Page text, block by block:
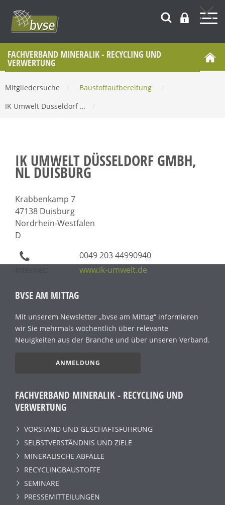
FACHVERBAND MINERALIK - RECYCLING UND
VERWERTUNG
Mitgliedersuche Baustoffaufbereitung
IK Umwelt Düsseldorf …
IK UMWELT DÜSSELDORF GMBH,
NL DUISBURG
Krabbenkamp 7
47138 Duisburg
Nordrhein-Westfalen
D
0049 203 44990940
www.ik-umwelt.de
BVSE AM MITTAG
Mit unserem Newsletter „bvse am Mittag“ informieren
wir Sie mehrmals wöchentlich über relevante
Neuigkeiten aus der Branche und über unseren Verband.
ANMELDUNG
FACHVERBAND MINERALIK - RECYCLING UND
VERWERTUNG
VORSTAND UND GESCHÄFTSFÜHRUNG
SELBSTVERSTÄNDNIS UND ZIELE
MINERALISCHE ABFÄLLE
RECYCLINGBAUSTOFFE
SEMINARE
PRESSEMITTEILUNGEN